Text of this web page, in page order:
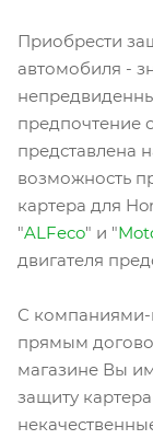
Приобрести
автомобиля -
предпочтение
представлена
возможность
картера для
"ALFeco" и "
двигателя
С
прямым
магазине Вы
защиту